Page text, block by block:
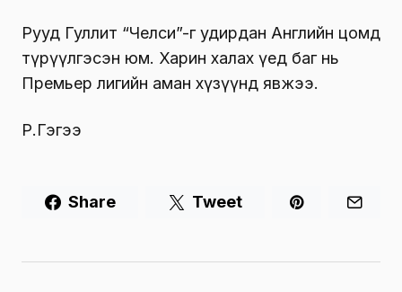
Рууд Гуллит “Челси”-г удирдан Английн цомд
түрүүлгэсэн юм. Харин халах үед баг нь
Премьер лигийн аман хүзүүнд явжээ.
Р.Гэгээ
Share Tweet